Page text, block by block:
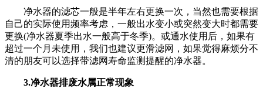
净水器的滤芯一般是半年左右更换一次，当然也需要根据
自己的实际使用频率考虑，一般出水变小或突然变大时都需要
更换(净水器夏季出水一般高于冬季)。或通水使用后，如果有
超过一个月未使用，我们也建议更滑滤网，如果觉得麻烦分不
清的朋友可以选择带滤网寿命监测提醒的净水器。
3.净水器排废水属正常现象